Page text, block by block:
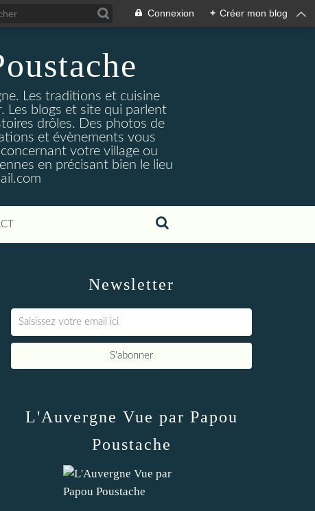
Connexion + Créer mon blog
Les traditions et cuisine
Les blogs et site qui parlent
drôles. Des photos de
et évènements vous
votre village ou
en précisant bien le lieu
Newsletter
L'Auvergne Vue par Papou
Poustache